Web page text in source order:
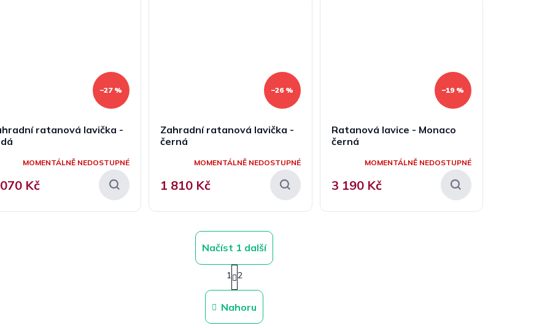
–27 %
ratanová lavička -
MOMENTÁLNĚ NEDOSTUPNÉ
Kč
–26 %
Zahradní ratanová lavička -
černá
MOMENTÁLNĚ NEDOSTUPNÉ
1 810 Kč
–19 %
Ratanová lavice - Monaco
černá
MOMENTÁLNĚ NEDOSTUPNÉ
3 190 Kč
O
v
l
Načíst 1 další
S
t
r
n
k
1 2
Nahoru